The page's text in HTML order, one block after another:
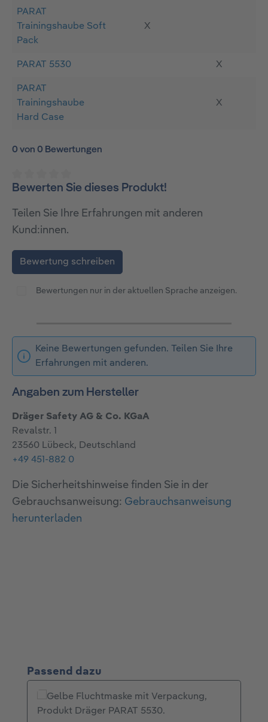
PARAT
Trainingshaube Soft
Pack
X
PARAT 5530 X
PARAT
Trainingshaube
Hard Case
X
0 von 0 Bewertungen
Durchschnittliche Bewertung von 0 von 5 Sternen
Bewerten Sie dieses Produkt!
Teilen Sie Ihre Erfahrungen mit anderen
Kund:innen.
Bewertung schreiben
Bewertungen nur in der aktuellen Sprache anzeigen.
Keine Bewertungen gefunden. Teilen Sie Ihre
Erfahrungen mit anderen.
Angaben zum Hersteller
Dräger Safety AG & Co. KGaA
Revalstr. 1
23560 Lübeck, Deutschland
+49 451-882 0
Die Sicherheitshinweise finden Sie in der
Gebrauchsanweisung: Gebrauchsanweisung
herunterladen
Produktgalerie überspringen
Passend dazu